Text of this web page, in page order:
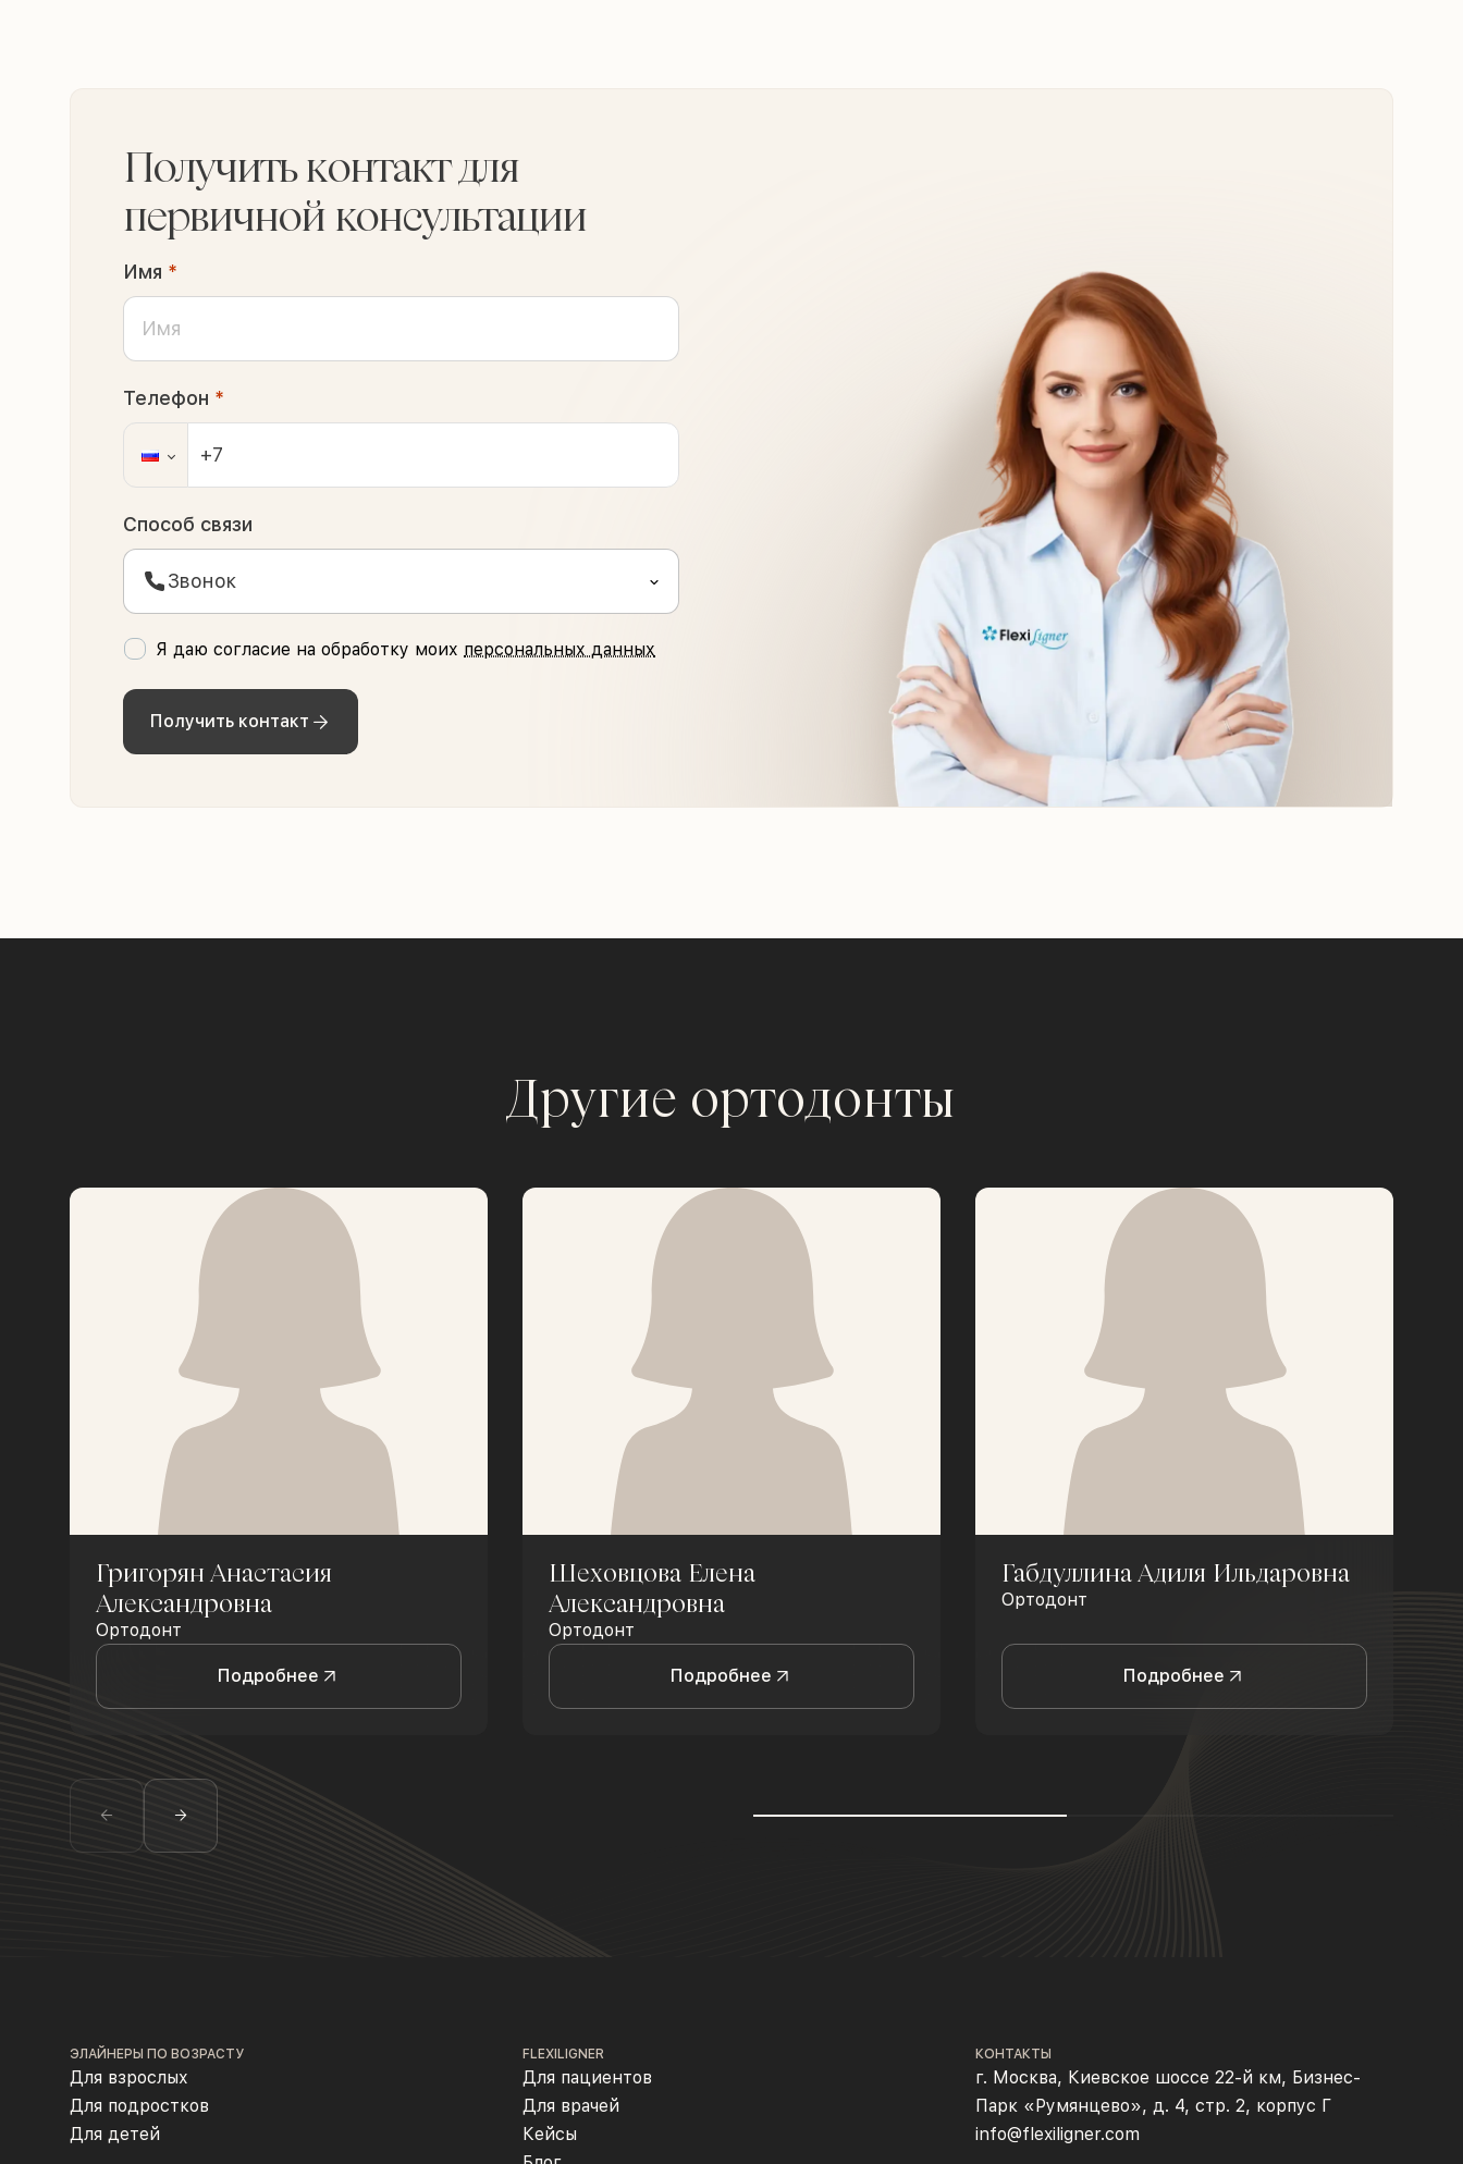
Получить контакт для
первичной консультации
Имя *
Телефон *
Способ связи
Звонок
Я даю согласие на обработку моих персональных данных
Получить контакт
Другие ортодонты
Григорян Анастасия
Александровна
Ортодонт
Подробнее
Шеховцова Елена
Александровна
Ортодонт
Подробнее
Габдуллина Адиля Ильдаровна
Ортодонт
Подробнее
ЭЛАЙНЕРЫ ПО ВОЗРАСТУ
Для взрослых
Для подростков
Для детей
FLEXILIGNER
Для пациентов
Для врачей
Кейсы
КОНТАКТЫ
г. Москва, Киевское шоссе 22-й км, Бизнес-
Парк «Румянцево», д. 4, стр. 2, корпус Г
info@flexiligner.com